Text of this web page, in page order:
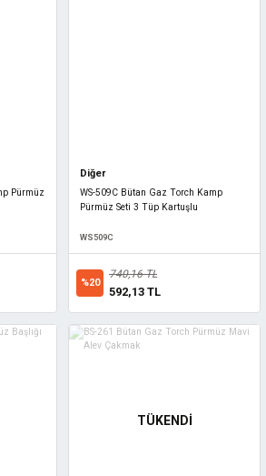
Pürmüz
Diğer
WS-509C Bütan Gaz Torch Kamp
Pürmüz Seti 3 Tüp Kartuşlu
WS509C
%20
740,16 TL
592,13 TL
TÜKENDİ